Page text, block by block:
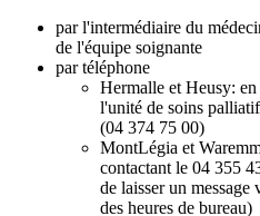
par l'intermédiaire du
de l'équipe soignante
par téléphone
Hermalle et Heusy: en
l'unité de soins
(04 374 75 00)
MontLégia et
contactant le 04 355
de laisser un message
des heures de bureau)